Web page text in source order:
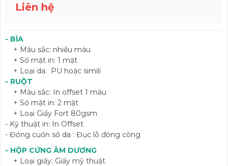
Liên hệ
- BÌA
+ Màu sắc: nhiều màu
+ Số mặt in: 1 mặt
+ Loại da: PU hoặc simili
- RUỘT
+ Màu sắc: In offset 1 màu
+ Số mặt in: 2 mặt
+ Loại Giấy Fort 80gsm
- Kỹ thuật in: In Offset
- Đóng cuốn sổ da : Đục lỗ đóng còng
- HỘP CỨNG ÂM DƯƠNG
+ Loại giấy: Giấy mỹ thuật